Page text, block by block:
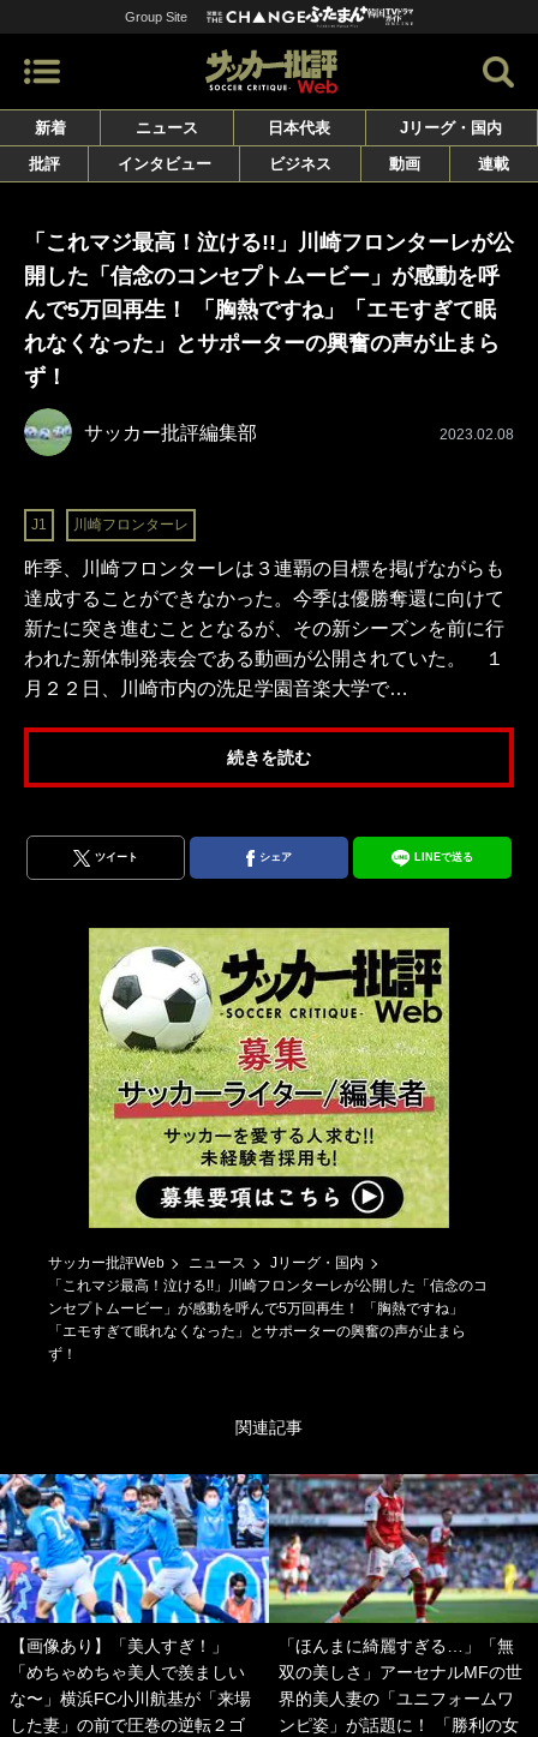
Group Site
新着 ニュース 日本代表
Jリーグ・国内
批評
インタビュー ビジネス 動画 連載
「これマジ最高！泣ける!!」川崎フロンターレが公
開した「信念のコンセプトムービー」が感動を呼
んで5万回再生！ 「胸熱ですね」「エモすぎて眠
れなくなった」とサポーターの興奮の声が止まら
ず！
サッカー批評編集部 2023.02.08
J1 川崎フロンターレ
昨季、川崎フロンターレは３連覇の目標を掲げながらも
達成することができなかった。今季は優勝奪還に向けて
新たに突き進むこととなるが、その新シーズンを前に行
われた新体制発表会である動画が公開されていた。 １
月２２日、川崎市内の洗足学園音楽大学で…
続きを読む
ツイート シェア LINEで送る
サッカー批評Web ニュース
Jリーグ・国内
「これマジ最高！泣ける!!」川崎フロンターレが公開した「信念のコ
ンセプトムービー」が感動を呼んで5万回再生！ 「胸熱ですね」
「エモすぎて眠れなくなった」とサポーターの興奮の声が止まら
ず！
関連記事
【画像あり】「美人すぎ！」
「めちゃめちゃ美人で羨ましい
な〜」横浜FC小川航基が「来場
した妻」の前で圧巻の逆転２ゴ
「ほんまに綺麗すぎる…」「無
双の美しさ」アーセナルMFの世
界的美人妻の「ユニフォームワ
ンピ姿」が話題に！ 「勝利の女